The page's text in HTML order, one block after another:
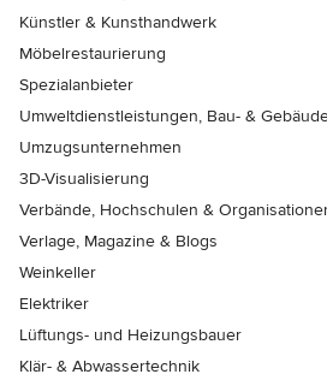
Künstler & Kunsthandwerk
Möbelrestaurierung
Spezialanbieter
Umweltdienstleistungen, Bau- &
Umzugsunternehmen
3D-Visualisierung
Verbände, Hochschulen &
Verlage, Magazine & Blogs
Weinkeller
Elektriker
Lüftungs- und Heizungsbauer
Klär- & Abwassertechnik